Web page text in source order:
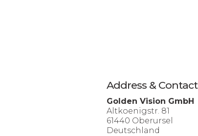
Address & Contact
Golden Vision GmbH
Altkoenigstr. 81
61440 Oberursel
Deutschland